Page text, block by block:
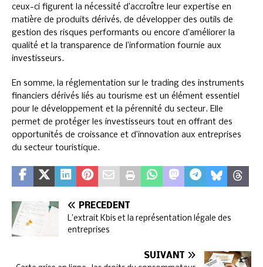
ceux-ci figurent la nécessité d’accroître leur expertise en
matière de produits dérivés, de développer des outils de
gestion des risques performants ou encore d’améliorer la
qualité et la transparence de l’information fournie aux
investisseurs.
En somme, la réglementation sur le trading des instruments
financiers dérivés liés au tourisme est un élément essentiel
pour le développement et la pérennité du secteur. Elle
permet de protéger les investisseurs tout en offrant des
opportunités de croissance et d’innovation aux entreprises
du secteur touristique.
PRÉCÉDENT
L’extrait Kbis et la représentation légale des
entreprises
SUIVANT